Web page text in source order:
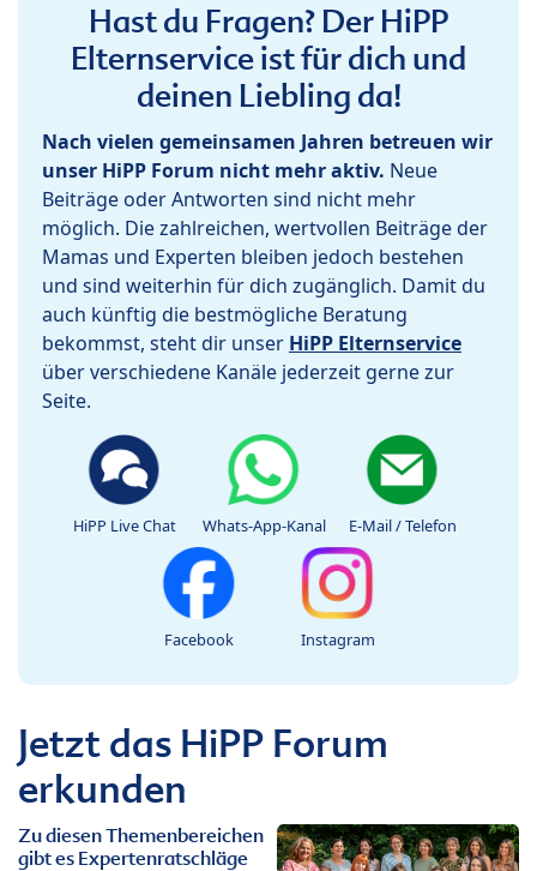
Hast du Fragen? Der HiPP
Elternservice ist für dich und
deinen Liebling da!
Nach vielen gemeinsamen Jahren betreuen wir
unser HiPP Forum nicht mehr aktiv. Neue
Beiträge oder Antworten sind nicht mehr
möglich. Die zahlreichen, wertvollen Beiträge der
Mamas und Experten bleiben jedoch bestehen
und sind weiterhin für dich zugänglich. Damit du
auch künftig die bestmögliche Beratung
bekommst, steht dir unser HiPP Elternservice
über verschiedene Kanäle jederzeit gerne zur
Seite.
HiPP Live Chat Whats-App-Kanal E-Mail / Telefon
Facebook Instagram
Jetzt das HiPP Forum
erkunden
Zu diesen Themenbereichen
gibt es Expertenratschläge